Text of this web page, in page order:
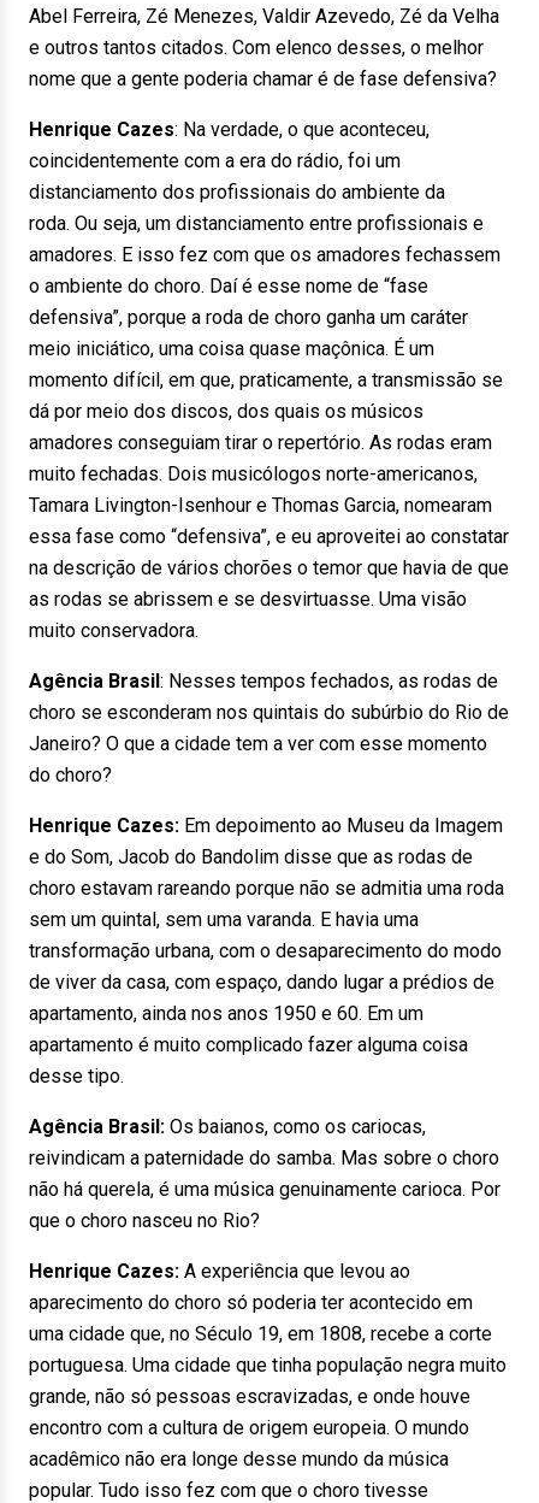
Abel Ferreira, Zé Menezes, Valdir Azevedo, Zé da Velha
e outros tantos citados. Com elenco desses, o melhor
nome que a gente poderia chamar é de fase defensiva?
Henrique Cazes: Na verdade, o que aconteceu,
coincidentemente com a era do rádio, foi um
distanciamento dos profissionais do ambiente da
roda. Ou seja, um distanciamento entre profissionais e
amadores. E isso fez com que os amadores fechassem
o ambiente do choro. Daí é esse nome de “fase
defensiva”, porque a roda de choro ganha um caráter
meio iniciático, uma coisa quase maçônica. É um
momento difícil, em que, praticamente, a transmissão se
dá por meio dos discos, dos quais os músicos
amadores conseguiam tirar o repertório. As rodas eram
muito fechadas. Dois musicólogos norte-americanos,
Tamara Livington-Isenhour e Thomas Garcia, nomearam
essa fase como “defensiva”, e eu aproveitei ao constatar
na descrição de vários chorões o temor que havia de que
as rodas se abrissem e se desvirtuasse. Uma visão
muito conservadora.
Agência Brasil: Nesses tempos fechados, as rodas de
choro se esconderam nos quintais do subúrbio do Rio de
Janeiro? O que a cidade tem a ver com esse momento
do choro?
Henrique Cazes: Em depoimento ao Museu da Imagem
e do Som, Jacob do Bandolim disse que as rodas de
choro estavam rareando porque não se admitia uma roda
sem um quintal, sem uma varanda. E havia uma
transformação urbana, com o desaparecimento do modo
de viver da casa, com espaço, dando lugar a prédios de
apartamento, ainda nos anos 1950 e 60. Em um
apartamento é muito complicado fazer alguma coisa
desse tipo.
Agência Brasil: Os baianos, como os cariocas,
reivindicam a paternidade do samba. Mas sobre o choro
não há querela, é uma música genuinamente carioca. Por
que o choro nasceu no Rio?
Henrique Cazes: A experiência que levou ao
aparecimento do choro só poderia ter acontecido em
uma cidade que, no Século 19, em 1808, recebe a corte
portuguesa. Uma cidade que tinha população negra muito
grande, não só pessoas escravizadas, e onde houve
encontro com a cultura de origem europeia. O mundo
acadêmico não era longe desse mundo da música
popular. Tudo isso fez com que o choro tivesse